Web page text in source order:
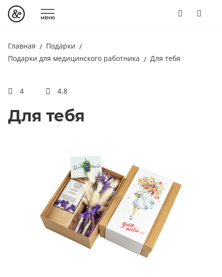
МЕНЮ
Главная
Подарки
Подарки для медицинского работника
Для тебя
4 4.8
Для тебя